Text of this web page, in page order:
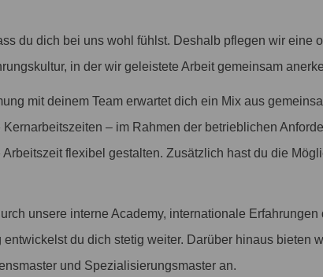
du dich bei uns wohl fühlst. Deshalb pflegen wir eine
in der wir geleistete Arbeit gemeinsam
mit deinem Team erwartet dich ein Mix aus
– im Rahmen der betrieblichen
flexibel gestalten. Zusätzlich hast du die
unsere interne Academy, internationale Erfahrungen
du dich stetig weiter. Darüber hinaus bieten
und Spezialisierungsmaster an.